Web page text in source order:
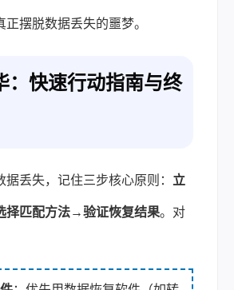
摆脱数据丢失的噩梦。
：快速行动指南与终
丢失，记住三步核心原则： 立
择匹配方法→验证恢复结果。对